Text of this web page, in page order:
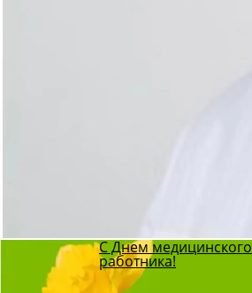
С Днем медицинского
работника!